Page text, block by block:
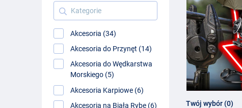
Kategorie
Akcesoria (34)
Akcesoria do Przynęt (14)
Akcesoria do Wędkarstwa
Morskiego (5)
Akcesoria Karpiowe (6)
Akcesoria na Białą Rybę (6)
Twój wybór (0)